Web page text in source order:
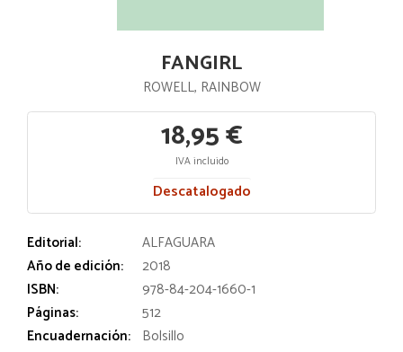
FANGIRL
ROWELL, RAINBOW
18,95 €
IVA incluido
Descatalogado
Editorial:
ALFAGUARA
Año de edición:
2018
ISBN:
978-84-204-1660-1
Páginas:
512
Encuadernación: Bolsillo